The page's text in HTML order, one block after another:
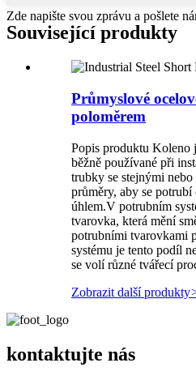
Zde napište svou zprávu a pošlete
Související produkty
Průmyslové
poloměrem
Popis produktu Koleno
běžně používané při
trubky se stejnými
průměry, aby se
úhlem.V potrubním
tvarovka, která mění
potrubními tvarovkami
systému je tento podíl
se volí různé tvářecí
Zobrazit další produkty
kontaktujte nás